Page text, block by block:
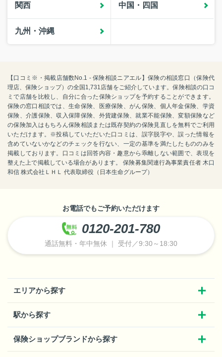
関西 中国・四国
九州・沖縄
【口コミ※・掲載店舗数No.1 - 保険相談ニアエル】保険の相談窓口（保険代
理店、保険ショップ）の全国1,731店舗をご紹介しています。保険相談の口コ
ミで店舗を比較し、自分に合った保険ショップを予約することができます。
保険の窓口相談では、生命保険、医療保険、がん保険、個人年金保険、学資
保険、介護保険、収入保障保険、外貨建保険、就業不能保険、変額保険など
の保険加入はもちろん保険相談または既存契約の保険見直しを無料でご利用
いただけます。※投稿していただいた口コミは、誤字脱字や、誤った情報を
含めていないかなどのチェックを行ない、一定の基準を満たしたもののみを
掲載しております。口コミは回答内容・趣意から乖離しない範囲で、表現を
整えた上で掲載している場合があります。 保険募集関連行為事業責任者 木口
和信 株式会社ＬＨＬ 代表取締役（日本生命グループ）
お電話でもご予約いただけます
0120-201-780
通話無料・年中無休 ｜ 受付／9:30～18:30
エリアから探す
駅から探す
保険ショップブランドから探す